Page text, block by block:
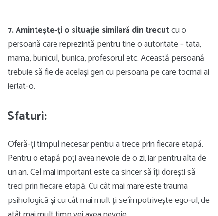
7. Amintește-ți o situație similară din trecutcu o
persoană care reprezintă pentru tine o autoritate – tata,
mama, bunicul, bunica, profesorul etc. Această persoană
trebuie să fie de același gen cu persoana pe care tocmai ai
iertat-o.
Sfaturi:
Oferă-ți timpul necesar pentru a trece prin fiecare etapă.
Pentru o etapă poți avea nevoie de o zi, iar pentru alta de
un an. Cel mai important este ca sincer să îți dorești să
treci prin fiecare etapă. Cu cât mai mare este trauma
psihologică și cu cât mai mult ți se împotrivește ego-ul, de